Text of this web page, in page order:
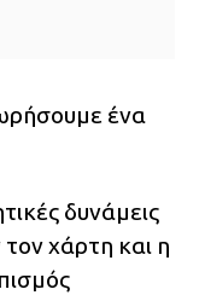
ένα
δυνάμεις
χάρτη και η